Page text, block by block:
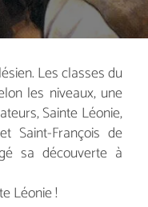
Les classes du
les niveaux, une
Sainte Léonie,
Saint-François de
sa découverte à
Léonie !